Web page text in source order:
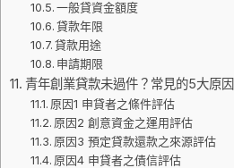
一般貸資金額度
貸款年限
貸款用途
申請期限
青年創業貸款未過件？常見的5大原因
原因1 申貸者之條件評估
原因2 創意資金之運用評估
原因3 預定貸款還款之來源評估
原因4 申貸者之債信評估